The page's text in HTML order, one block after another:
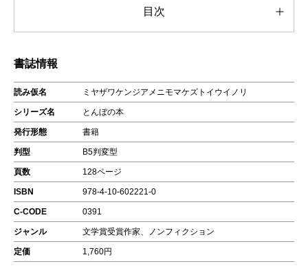
目次
書誌情報
読み仮名 ミヤザワケンジアメニモマケズトイウイノリ
シリーズ名 とんぼの本
発行形態 書籍
判型 B5判変型
頁数 128ページ
ISBN 978-4-10-602221-0
C-CODE 0391
ジャンル 文学賞受賞作家、ノンフィクション
定価 1,760円